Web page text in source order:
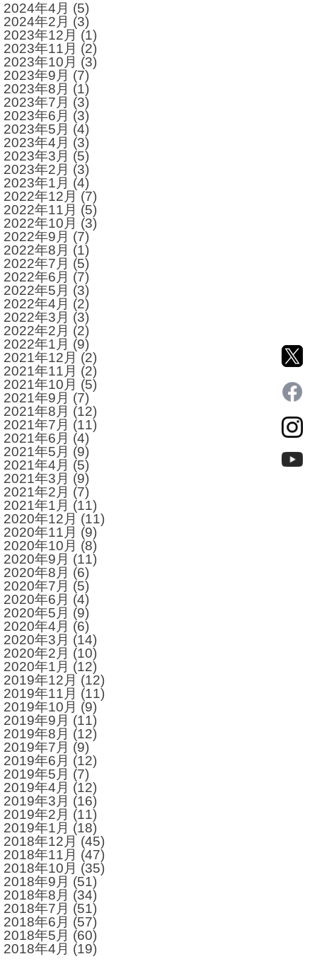
2024年4月 (5)
2024年2月 (3)
2023年12月 (1)
2023年11月 (2)
2023年10月 (3)
2023年9月 (7)
2023年8月 (1)
2023年7月 (3)
2023年6月 (3)
2023年5月 (4)
2023年4月 (3)
2023年3月 (5)
2023年2月 (3)
2023年1月 (4)
2022年12月 (7)
2022年11月 (5)
2022年10月 (3)
2022年9月 (7)
2022年8月 (1)
2022年7月 (5)
2022年6月 (7)
2022年5月 (3)
2022年4月 (2)
2022年3月 (3)
2022年2月 (2)
2022年1月 (9)
2021年12月 (2)
2021年11月 (2)
2021年10月 (5)
2021年9月 (7)
2021年8月 (12)
2021年7月 (11)
2021年6月 (4)
2021年5月 (9)
2021年4月 (5)
2021年3月 (9)
2021年2月 (7)
2021年1月 (11)
2020年12月 (11)
2020年11月 (9)
2020年10月 (8)
2020年9月 (11)
2020年8月 (6)
2020年7月 (5)
2020年6月 (4)
2020年5月 (9)
2020年4月 (6)
2020年3月 (14)
2020年2月 (10)
2020年1月 (12)
2019年12月 (12)
2019年11月 (11)
2019年10月 (9)
2019年9月 (11)
2019年8月 (12)
2019年7月 (9)
2019年6月 (12)
2019年5月 (7)
2019年4月 (12)
2019年3月 (16)
2019年2月 (11)
2019年1月 (18)
2018年12月 (45)
2018年11月 (47)
2018年10月 (35)
2018年9月 (51)
2018年8月 (34)
2018年7月 (51)
2018年6月 (57)
2018年5月 (60)
2018年4月 (19)